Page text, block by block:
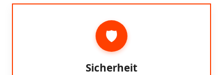
🛡️
Sicherheit